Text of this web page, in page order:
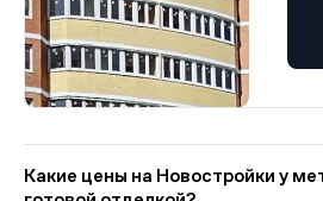
Какие цены на Новостройки у